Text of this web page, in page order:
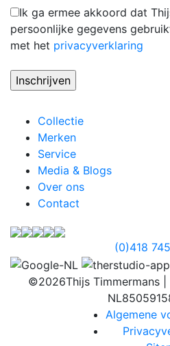
Ik ga ermee akkoord dat
persoonlijke gegevens
met het privacyverklaring
Collectie
Merken
Service
Media & Blogs
Over ons
Contact
(0)418
©2026Thijs Timmermans
Algemene